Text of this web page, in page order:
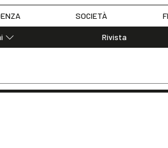
SOCIETÀ
Rivista